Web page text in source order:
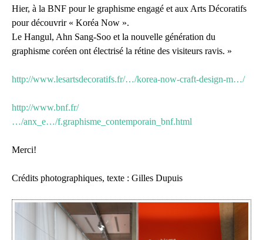
Hier, à la BNF pour le graphisme engagé et aux Arts Décoratifs
pour découvrir « Koréa Now ».
Le Hangul, Ahn Sang-Soo et la nouvelle génération du
graphisme coréen ont électrisé la rétine des visiteurs ravis. »
http://www.lesartsdecoratifs.fr/…/korea-now-craft-design-m…/
http://www.bnf.fr/
…/anx_e…/f.graphisme_contemporain_bnf.html
Merci!
Crédits photographiques, texte : Gilles Dupuis